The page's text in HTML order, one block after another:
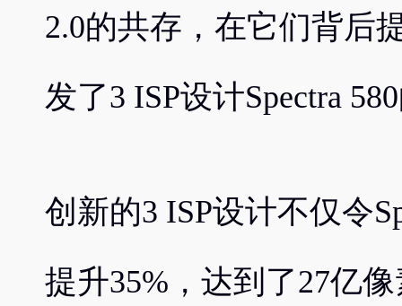
2.0的共存，在它们背后
发了3 ISP设计Spectra
创新的3 ISP设计不仅令
提升35%，达到了27亿